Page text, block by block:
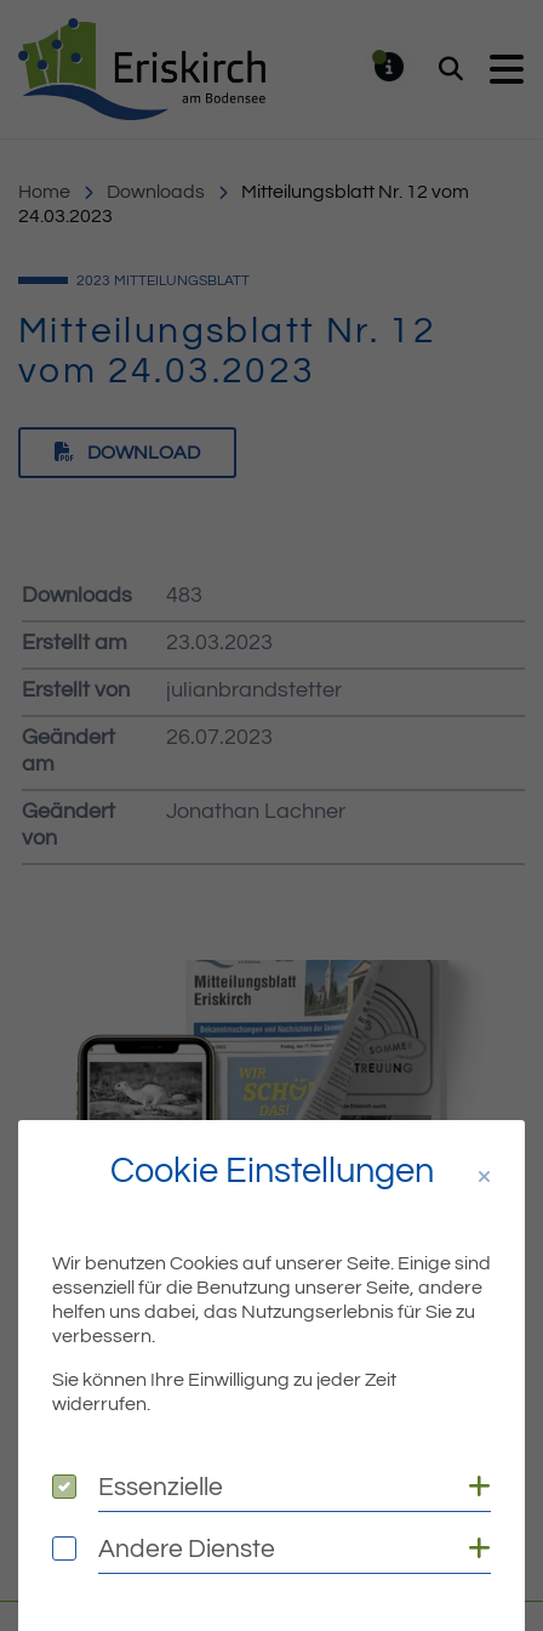
Suchen
Home Downloads
Mitteilungsblatt Nr. 12 vom
24.03.2023
2023 MITTEILUNGSBLATT
Mitteilungsblatt Nr. 12
vom 24.03.2023
DOWNLOAD
Downloads 483
Erstellt am 23.03.2023
Erstellt von julianbrandstetter
Geändert
am
26.07.2023
Geändert
von
Jonathan Lachner
Dateiname MIBLA-KW12-2023.PDF
Dateigröße
DOWNLOAD
Cookie Einstellungen
Wir benutzen Cookies auf unserer Seite. Einige sind
essenziell für die Benutzung unserer Seite, andere
helfen uns dabei, das Nutzungserlebnis für Sie zu
verbessern.
Sie können Ihre Einwilligung zu jeder Zeit
widerrufen.
Essenzielle
Essenzielle
Andere Dienste
Andere Dienste